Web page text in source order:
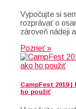
Vypočujte si
rozprávať o
zároveň nádeji
Pozrieť »
CampFest 2019
ho použiť